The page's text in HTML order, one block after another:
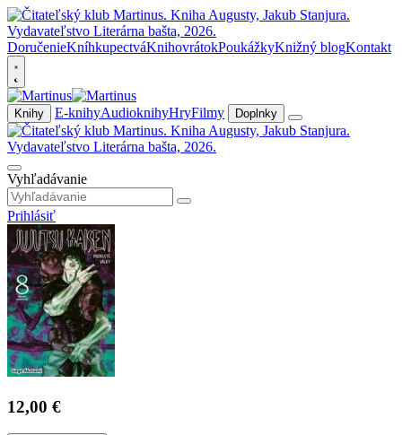
DoručenieKníhkupectváKnihovrátokPoukážkyKnižný blogKontakt
Knihy E-knihyAudioknihyHryFilmy Doplnky
Vyhľadávanie
Prihlásiť
12,00 €